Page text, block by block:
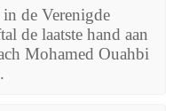
de Verenigde
de laatste hand aan
Mohamed Ouahbi